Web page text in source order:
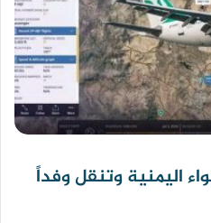
اليمنية وتنقل وفداً